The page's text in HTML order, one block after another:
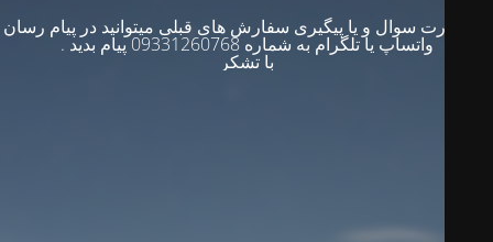
در صورت سوال و یا پیگیری سفارش های قبلی میتوانید در پیام رسان
واتساپ یا تلگرام به شماره 09331260768 پیام بدید .
با تشکر